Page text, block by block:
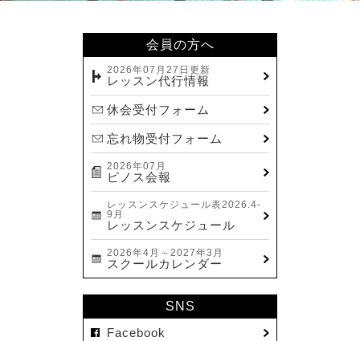
2023.04(15)
会員の方へ
2026年07月27日更新
レッスン代行情報
休会受付フォーム
忘れ物受付フォーム
2026年07月
ピノス会報
レッスンスケジュール表2026.4-
9月
レッスンスケジュール
2026年4月～2027年3月
スクールカレンダー
SNS
Facebook